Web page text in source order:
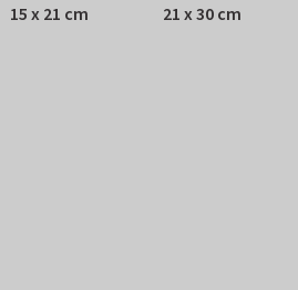
15 x 21 cm 21 x 30 cm